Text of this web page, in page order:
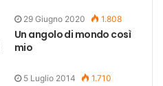
29 Giugno 2020 1.808
Un angolo di mondo così
mio
5 Luglio 2014 1.710